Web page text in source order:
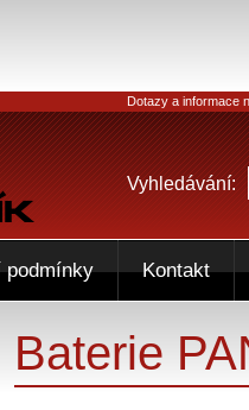
Baterie
Dotazy a informace
Vyhledávání:
podmínky Kontakt